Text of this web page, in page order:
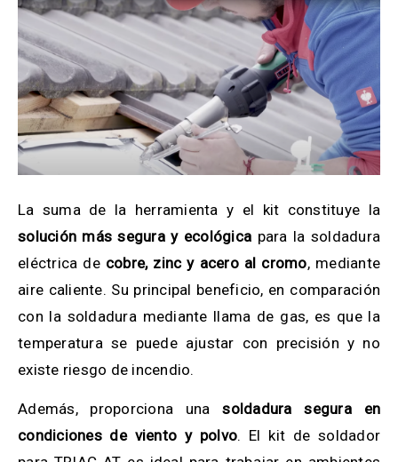
La suma de la herramienta y el kit constituye la
solución más segura y ecológica para la soldadura
eléctrica de cobre, zinc y acero al cromo, mediante
aire caliente. Su principal beneficio, en comparación
con la soldadura mediante llama de gas, es que la
temperatura se puede ajustar con precisión y no
existe riesgo de incendio.
Además, proporciona una soldadura segura en
condiciones de viento y polvo. El kit de soldador